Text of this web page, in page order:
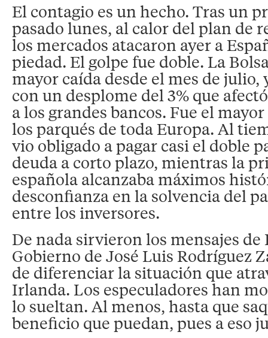
El contagio es un hecho. Tras un
pasado lunes, al calor del plan de
los mercados atacaron ayer a
piedad. El golpe fue doble. La
mayor caída desde el mes de julio,
con un desplome del 3% que
a los grandes bancos. Fue el
los parqués de toda Europa. Al
vio obligado a pagar casi el doble
deuda a corto plazo, mientras la
española alcanzaba máximos
desconfianza en la solvencia del
entre los inversores.
De nada sirvieron los mensajes de
Gobierno de José Luis Rodríguez
de diferenciar la situación que
Irlanda. Los especuladores han
lo sueltan. Al menos, hasta que
beneficio que puedan, pues a eso